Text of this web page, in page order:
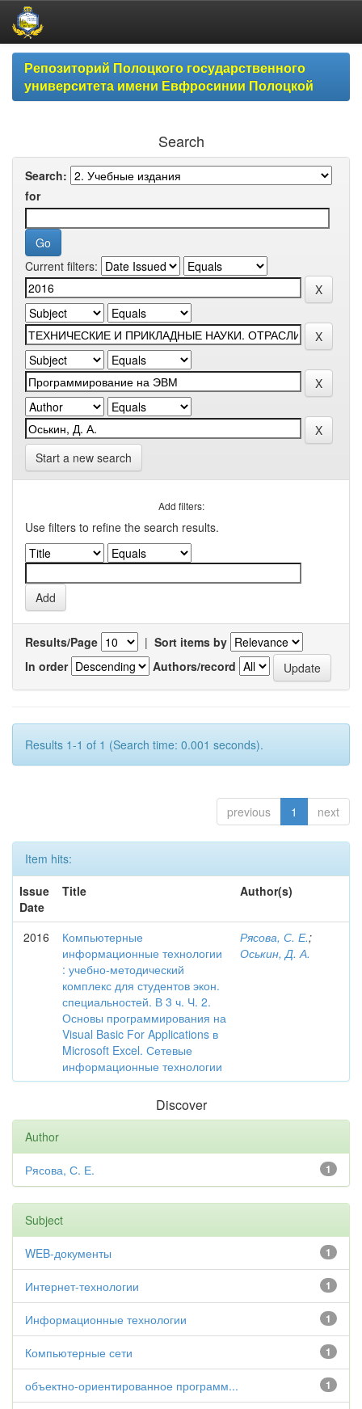
Skip
navigationРепозиторий Полоцкого государственного
университета имени Евфросинии Полоцкой
Search
Search:
for
Current filters:
Start a new search
Add filters:
Use filters to refine the search results.
Results/Page | Sort items by
In order
Authors/record
Results 1-1 of 1 (Search time: 0.001 seconds).
previous 1 next
Item hits:
Issue
Date
Title Author(s)
2016
Компьютерные
информационные технологии
: учебно-методический
комплекс для студентов экон.
специальностей. В 3 ч. Ч. 2.
Основы программирования на
Visual Basic For Applications в
Microsoft Excel. Сетевые
информационные технологии
Рясова, С. Е.;
Оськин, Д. А.
Discover
Author
1
Рясова, С. Е.
Subject
1
WEB-документы
1
Интернет-технологии
1
Информационные технологии
1
Компьютерные сети
1
объектно-ориентированное программ...